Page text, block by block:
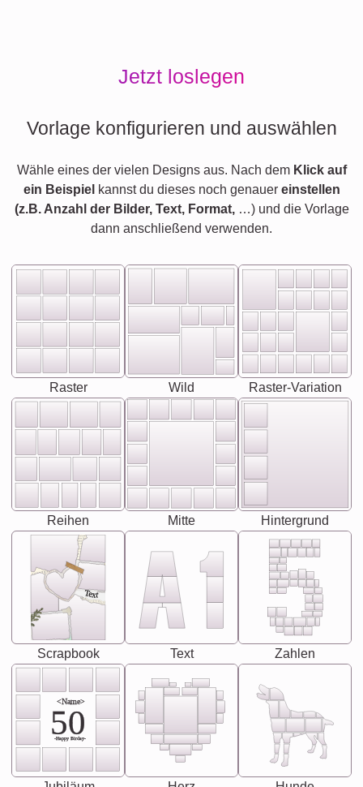
Jetzt loslegen
Vorlage konfigurieren und auswählen
Wähle eines der vielen Designs aus. Nach dem Klick auf
ein Beispiel kannst du dieses noch genauer einstellen
(z.B. Anzahl der Bilder, Text, Format,…) und die Vorlage
dann anschließend verwenden.
Raster Wild Raster-Variation
Reihen Mitte Hintergrund
Text
Scrapbook Text Zahlen
<Name>
50
-Happy Birday-